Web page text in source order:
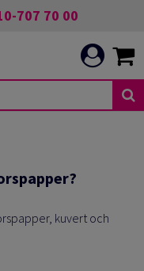
707 70 00
kuvert och